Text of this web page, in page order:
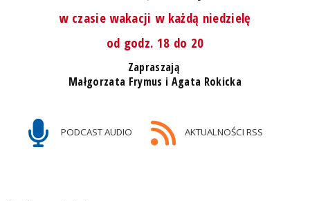
w czasie wakacji w każdą niedzielę
od godz. 18 do 20
Zapraszają
Małgorzata Frymus i Agata Rokicka
PODCAST AUDIO AKTUALNOŚCI RSS